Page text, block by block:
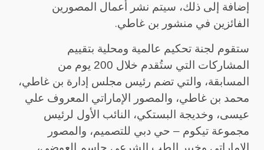
إضافة إلى ذلك، سيتم نشر أعمال المصورين
الفائزين في منشور بن غاطي.
ستقوم لجنة تحكيم عالمية ومحلية بتقييم
المشاركات التي ستُقدم خلال 200 يوم من
المسابقة، والتي تضم رئيس مجلس إدارة بن غاطي،
محمد بن غاطي، والمصور الإماراتي المعروف علي
عيسى، وخديجة البستكي، النائب الأول لرئيس
مجموعة تيكوم – حي دبي للتصميم، والمصور
الإماراتي وخبير الطب الشرعي جاسم العوضي،